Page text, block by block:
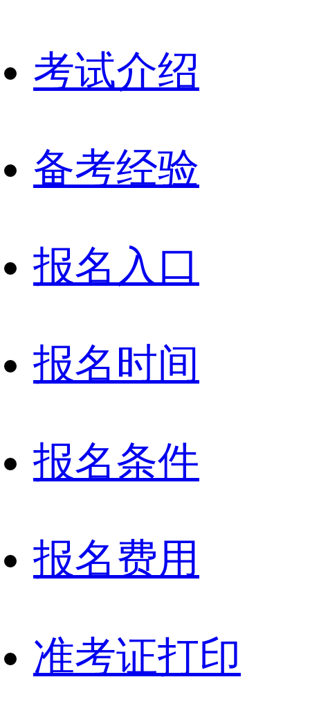
考试介绍
备考经验
报名入口
报名时间
报名条件
报名费用
准考证打印